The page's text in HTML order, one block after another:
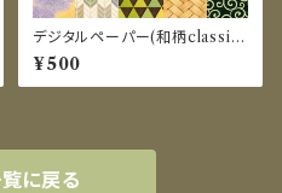
デジタルペーパー(和柄classic)
20×20㎝PNG
¥500
に戻る